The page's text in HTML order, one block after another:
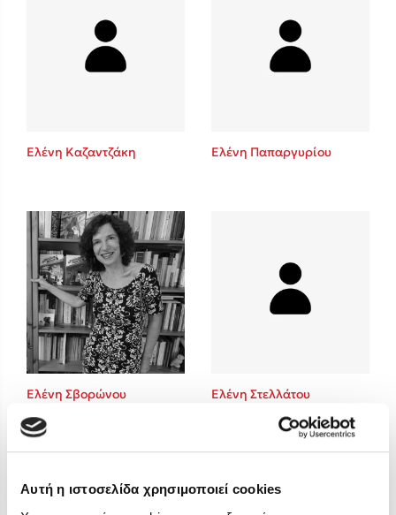
Αυτή η ιστοσελίδα χρησιμοποιεί cookies
Δημοφιλείς Συγγραφείς
Φυστίκι ΠουΚυλάει
Sebastian Fitzek
Κατρίνα Τσάνταλη
Lucinda Riley
Mimi Matthews
Benzamin Bécue
Rebecca Yarros
Teo Benedetti
Τζένη Κουτσοδημητροπούλου
Ali Hazelwood
Cori Doerrfeld
Pierdomenico Baccalario
Δανάη Ιμπραχήμ
Ελένη Καζαντζάκη Ελένη Παπαργυρίου
Ελένη Σβορώνου Ελένη Στελλάτου